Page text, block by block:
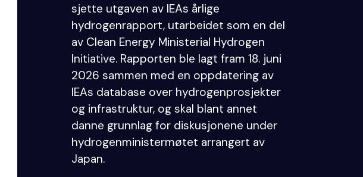
sjette utgaven av IEAs årlige
hydrogenrapport, utarbeidet som en del
av Clean Energy Ministerial Hydrogen
Initiative. Rapporten ble lagt fram 18. juni
2026 sammen med en oppdatering av
IEAs database over hydrogenprosjekter
og infrastruktur, og skal blant annet
danne grunnlag for diskusjonene under
hydrogenministermøtet arrangert av
Japan.